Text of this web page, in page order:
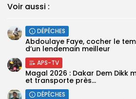
Voir aussi :
DÉPÊCHES
Abdoulaye Faye, cocher le
d’un lendemain meilleur
APS-TV
Magal 2026 : Dakar Dem Dikk
et transporte près...
DÉPÊCHES